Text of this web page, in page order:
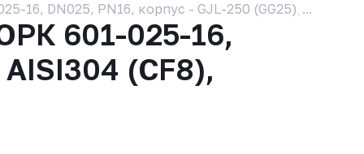
16, DN025, PN16, корпус - GJL-250 (GG25), сетка -
601-025-16,
(CF8),